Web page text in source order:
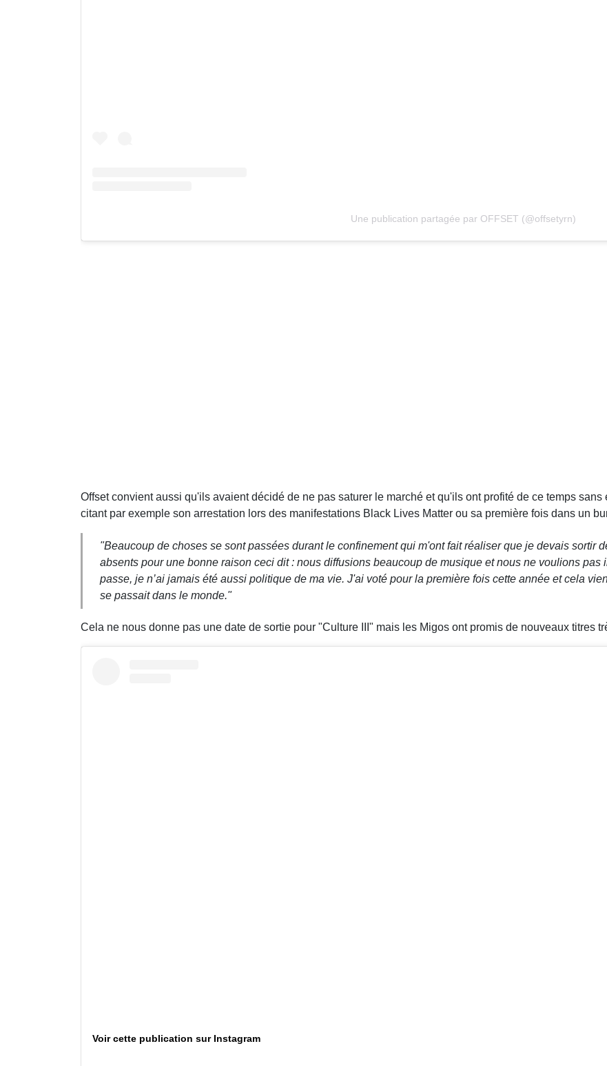
Une publication partagée par OFFSET (@offsetyrn)
Offset convient aussi qu'ils avaient décidé de ne pas saturer le marché et qu'ils ont profité de ce temps
citant par exemple son arrestation lors des manifestations Black Lives Matter ou sa première fois dans un
"Beaucoup de choses se sont passées durant le confinement qui m'ont fait réaliser que je devais sortir
absents pour une bonne raison ceci dit : nous diffusions beaucoup de musique et nous ne voulions pas
passe, je n’ai jamais été aussi politique de ma vie. J'ai voté pour la première fois cette année et cela
se passait dans le monde."
Cela ne nous donne pas une date de sortie pour "Culture III" mais les Migos ont promis de nouveaux titres
Voir cette publication sur Instagram